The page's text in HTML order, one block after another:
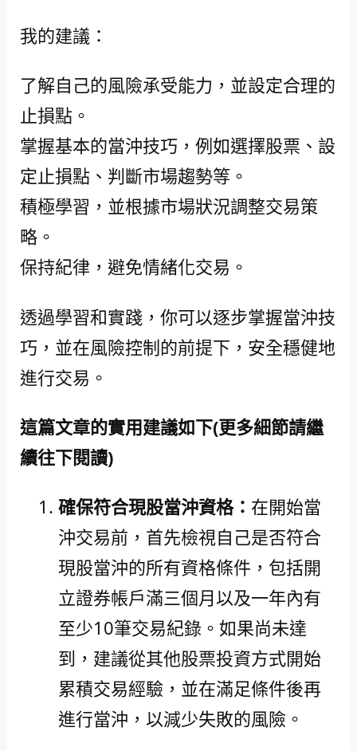
我的建議：
了解自己的風險承受能力，並設定合理的
止損點。
掌握基本的當沖技巧，例如選擇股票、設
定止損點、判斷市場趨勢等。
積極學習，並根據市場狀況調整交易策
略。
保持紀律，避免情緒化交易。
透過學習和實踐，你可以逐步掌握當沖技
巧，並在風險控制的前提下，安全穩健地
進行交易。
這篇文章的實用建議如下(更多細節請繼
續往下閱讀)
確保符合現股當沖資格： 在開始當
沖交易前，首先檢視自己是否符合
現股當沖的所有資格條件，包括開
立證券帳戶滿三個月以及一年內有
至少10筆交易紀錄。如果尚未達
到，建議從其他股票投資方式開始
累積交易經驗，並在滿足條件後再
進行當沖，以減少失敗的風險。